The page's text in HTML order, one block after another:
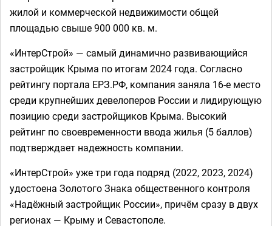
жилой и коммерческой недвижимости общей
площадью свыше 900 000 кв. м.
«ИнтерСтрой» — самый динамично развивающийся
застройщик Крыма по итогам 2024 года. Согласно
рейтингу портала ЕРЗ.РФ, компания заняла 16-е место
среди крупнейших девелоперов России и лидирующую
позицию среди застройщиков Крыма. Высокий
рейтинг по своевременности ввода жилья (5 баллов)
подтверждает надежность компании.
«ИнтерСтрой» уже три года подряд (2022, 2023, 2024)
удостоена Золотого Знака общественного контроля
«Надёжный застройщик России», причём сразу в двух
регионах — Крыму и Севастополе.